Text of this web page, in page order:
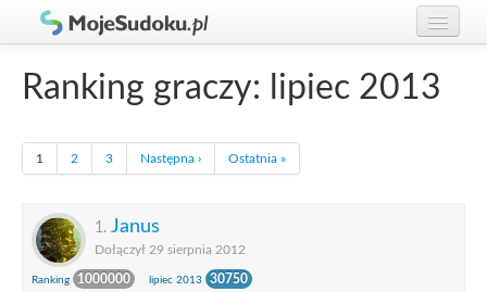
Rankingi
Ranking graczy: lipiec 2013
1 2 3 Następna › Ostatnia »
1. Janus
Dołączył 29 sierpnia 2012
Ranking 1000000 lipiec 2013 30750